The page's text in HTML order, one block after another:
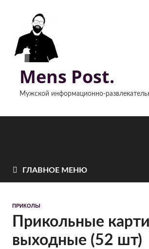
Mens Post.
Мужской информационно-
ГЛАВНОЕ МЕНЮ
ПРИКОЛЫ
Прикольные
выходные (52 шт)